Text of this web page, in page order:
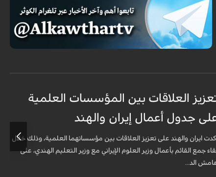
العلاقات بين المؤسسات العلمية
جدول أعمال إيران والهند
ايران والهند على تعزيز العلاقات بين مؤسساتهما العلمية، وذلك خلال
جمع القائم بأعمال وزير العلوم الإيراني مع وزير التعليم الهندي، على
الد...